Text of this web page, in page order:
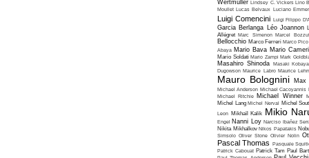
Wertmüller Lindsey C. Vickers Lino
Moullet Lucas Belvaux Luciano Emmer
Luigi Comencini Luigi Filippo
Garcia Berlanga Léo Joannon
Allégret Marc Simenon Marcel
Bellocchio Marco Ferreri Marco Pico
Abaya Mario Bava Mario
Mario Soldati Mario Zampi Mark
Masahiro Shinoda Masaki
Dugowson Maurice Labro Maurice
Mauro Bolognini Max
Michael Anderson Michael Cacoyannis
Michael Ritchie Michael Winner
Michel Lang Michel Nerval Michel
Leon Mikhaïl Kalik Mikio
Engel Nanni Loy Narciso Ibañez
Nikita Mikhalkov Nikos Papatakis
Simsolo Oliver Stone Olivier Nolin
Pascal Thomas Pasquale
Patrick Cabouat Patrick Tam Paul